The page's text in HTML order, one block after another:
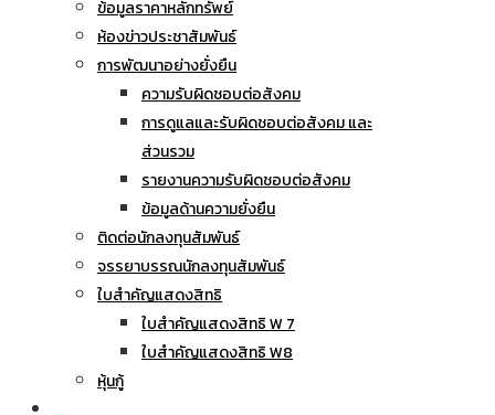
ข้อมูลราคาหลักทรัพย์
ห้องข่าวประชาสัมพันธ์
การพัฒนาอย่างยั่งยืน
ความรับผิดชอบต่อสังคม
การดูแลและรับผิดชอบต่อสังคม และ
ส่วนรวม
รายงานความรับผิดชอบต่อสังคม
ข้อมูลด้านความยั่งยืน
ติดต่อนักลงทุนสัมพันธ์
จรรยาบรรณนักลงทุนสัมพันธ์
ใบสำคัญแสดงสิทธิ
ใบสำคัญแสดงสิทธิ W 7
ใบสำคัญแสดงสิทธิ W8
หุ้นกู้